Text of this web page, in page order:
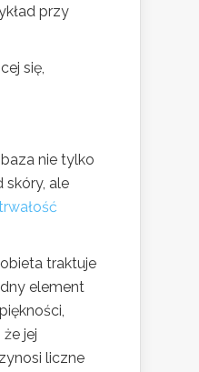
przy
się,
nie tylko
skóry, ale
traktuje
element
jej
liczne